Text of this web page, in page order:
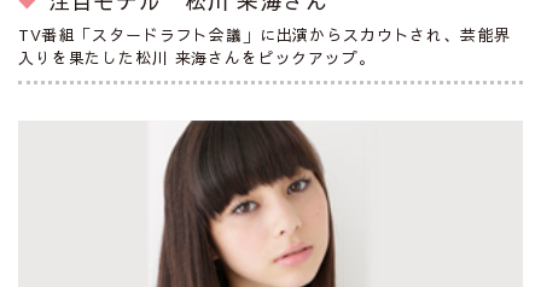
TV番組「スタードラフト会議」に出演からスカウトされ、芸能界
入りを果たした松川 来海さんをピックアップ。